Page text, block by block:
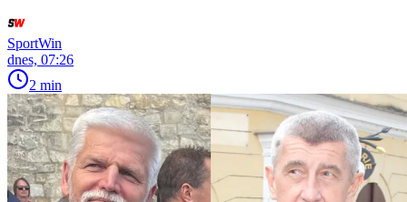
SportWin
dnes, 07:26
2 min